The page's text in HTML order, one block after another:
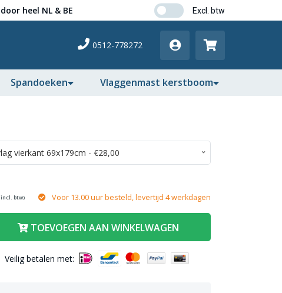
door heel NL & BE
0512-778272
Spandoeken Vlaggenmast kerstboom
incl. btw) Voor 13.00 uur besteld, levertijd 4 werkdagen
TOEVOEGEN AAN WINKELWAGEN
Veilig betalen met: